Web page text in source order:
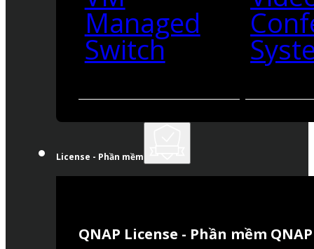
Managed
Switch
License - Phần mềm
QNAP License - Phần mềm QNAP